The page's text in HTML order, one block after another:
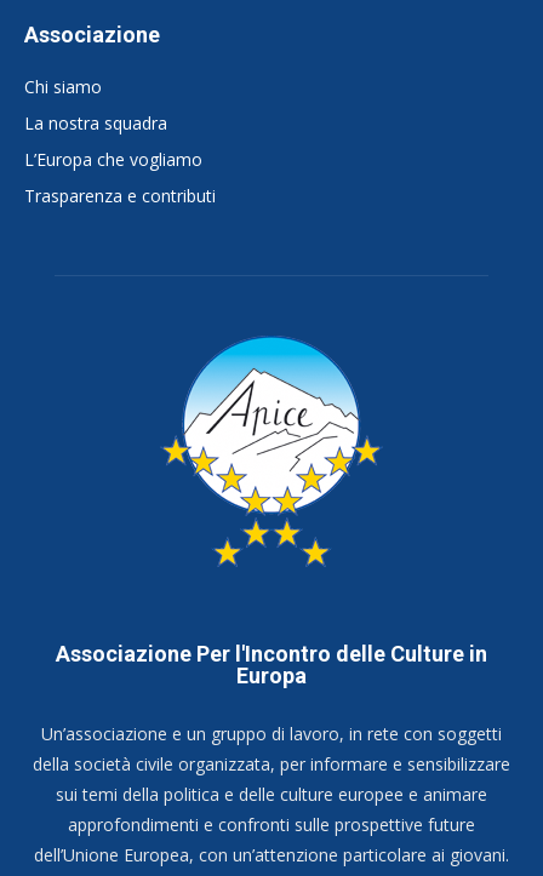
Associazione
Chi siamo
La nostra squadra
L’Europa che vogliamo
Trasparenza e contributi
Associazione Per l'Incontro delle Culture in
Europa
Un’associazione e un gruppo di lavoro, in rete con soggetti
della società civile organizzata, per informare e sensibilizzare
sui temi della politica e delle culture europee e animare
approfondimenti e confronti sulle prospettive future
dell’Unione Europea, con un’attenzione particolare ai giovani.